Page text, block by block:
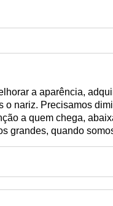
a aparência,
o nariz. Precisamos
a quem chega,
grandes, quando